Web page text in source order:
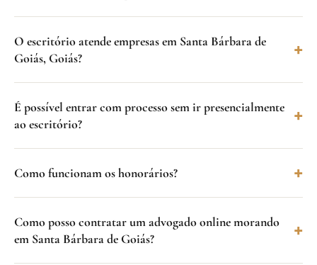
O escritório atende empresas em Santa Bárbara de
Goiás, Goiás?
É possível entrar com processo sem ir presencialmente
ao escritório?
Como funcionam os honorários?
Como posso contratar um advogado online morando
em Santa Bárbara de Goiás?